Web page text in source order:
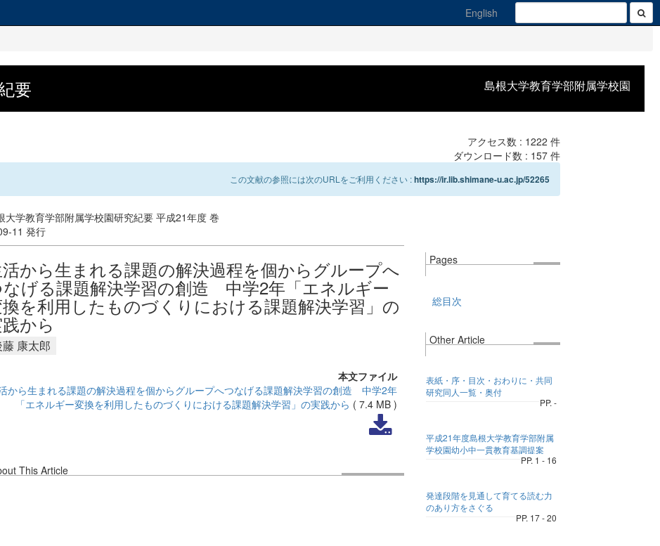
English
島根大学教育学部附属学校園
要
アクセス数 : 1222 件
ダウンロード数 : 157件
この文献の参照には次のURLをご利用ください :https://ir.lib.shimane-u.ac.jp/52265
大学教育学部附属学校園研究紀要 平成21年度 巻
11 発行
から生まれる課題の解決過程を個からグループへ
げる課題解決学習の創造 中学2年「エネルギー
を利用したものづくりにおける課題解決学習」の
から
康太郎
本文ファイル
から生まれる課題の解決過程を個からグループへつなげる課題解決学習の創造 中学2年
「エネルギー変換を利用したものづくりにおける課題解決学習」の実践から (7.4 MB )
This Article
Pages
総目次
Other Article
表紙・序・目次・おわりに・共同
研究同人一覧・奥付
PP. -
平成21年度島根大学教育学部附属
学校園幼小中一貫教育基調提案
PP. 1 - 16
発達段階を見通して育てる読む力
のあり方をさぐる
PP. 17 - 20